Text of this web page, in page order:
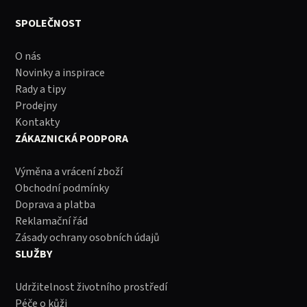
SPOLEČNOST
O nás
Novinky a inspirace
Rady a tipy
Prodejny
Kontakty
ZÁKAZNICKÁ PODPORA
Výměna a vrácení zboží
Obchodní podmínky
Doprava a platba
Reklamační řád
Zásady ochrany osobních údajů
SLUŽBY
Udržitelnost životního prostředí
Péče o kůži